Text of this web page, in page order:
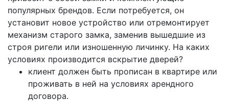
популярных брендов. Если потребуется, он
установит новое устройство или отремонтирует
механизм старого замка, заменив вышедшие из
строя ригели или изношенную личинку. На каких
условиях производится вскрытие дверей?
клиент должен быть прописан в квартире или
проживать в ней на условиях арендного
договора.